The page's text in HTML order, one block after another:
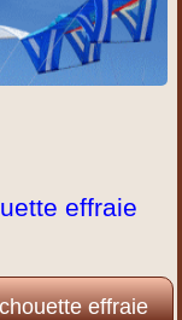
effraie
effraie